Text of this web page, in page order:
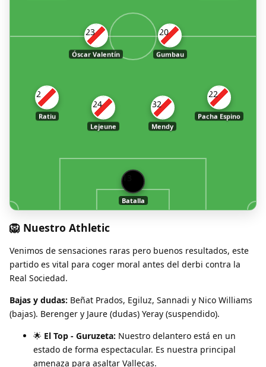
13
Batalla
2
Ratiu
24
Lejeune
32
Mendy
22
Pacha Espino
23
Óscar Valentín
20
Gumbau
🦁 Nuestro Athletic
Venimos de sensaciones raras pero buenos resultados, este
partido es vital para coger moral antes del derbi contra la
Real Sociedad.
Bajas y dudas: Beñat Prados, Egiluz, Sannadi y Nico Williams
(bajas). Berenger y Jaure (dudas) Yeray (suspendido).
🌟 El Top - Guruzeta: Nuestro delantero está en un
estado de forma espectacular. Es nuestra principal
amenaza para asaltar Vallecas.